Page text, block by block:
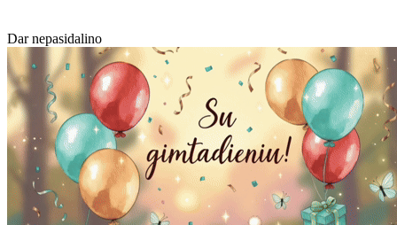
Dar nepasidalino